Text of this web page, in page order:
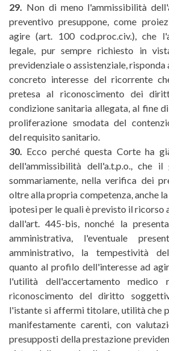
29. Non di meno l'ammissibilità
preventivo presuppone, come
agire (art. 100 cod.proc.civ.), che
legale, pur sempre richiesto in
previdenziale o assistenziale, risponda
concreto interesse del ricorrente
pretesa al riconoscimento dei
condizione sanitaria allegata, al fine
proliferazione smodata del
del requisito sanitario.
30. Ecco perché questa Corte ha
dell'ammissibilità dell'a.t.p.o., che
sommariamente, nella verifica dei
oltre alla propria competenza, anche
ipotesi per le quali è previsto il ricorso
dall'art. 445-bis, nonché la
amministrativa, l'eventuale
amministrativo, la tempestività
quanto al profilo dell'interesse ad
l'utilità dell'accertamento
riconoscimento del diritto
l'istante si affermi titolare, utilità che
manifestamente carenti, con
presupposti della prestazione